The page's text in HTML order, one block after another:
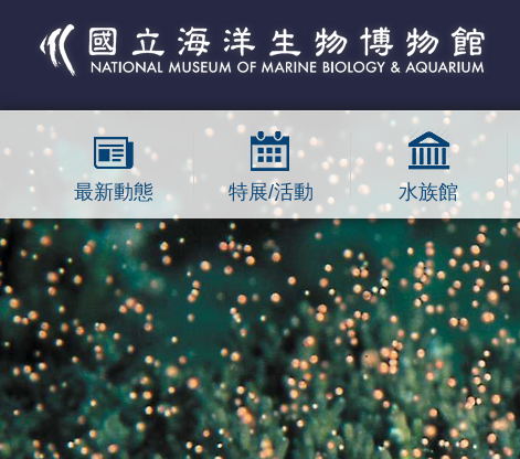
跳到主要內容區塊
最新動態 特展/活動 水族館